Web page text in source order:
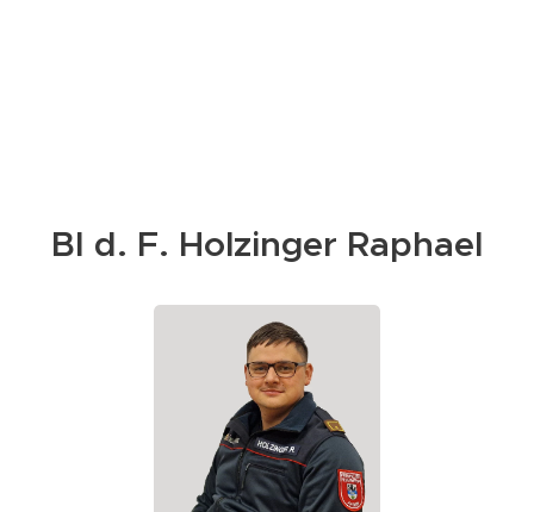
BI d. F. Holzinger Raphael